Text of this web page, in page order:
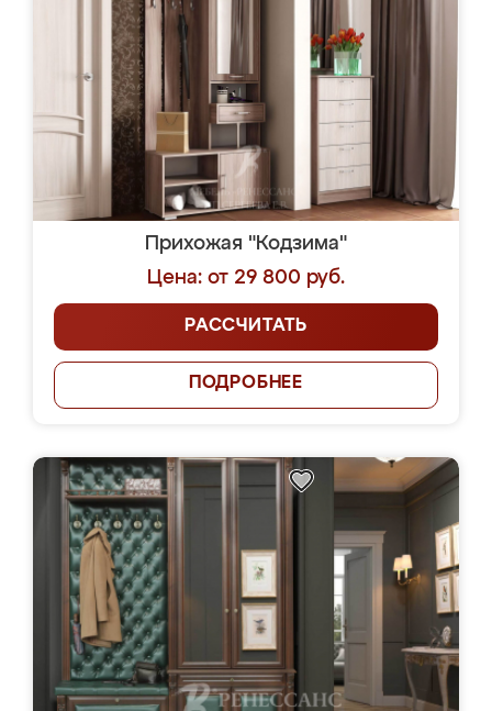
Прихожая "Кодзима"
Цена: от 29 800 руб.
РАССЧИТАТЬ
ПОДРОБНЕЕ